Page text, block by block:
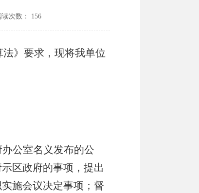
次数： 156
》要求，现将我单位
公室名义发布的公
区政府的事项，提出
施会议决定事项；督